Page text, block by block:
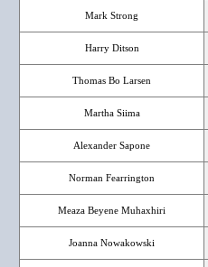
Mark Strong
Harry Ditson
Thomas Bo Larsen
Martha Siima
Alexander Sapone
Norman Fearrington
Meaza Beyene Muhaxhiri
Joanna Nowakowski